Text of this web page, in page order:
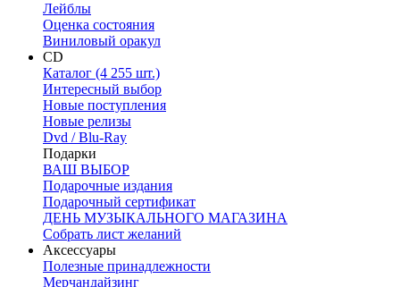
Лейблы
Оценка состояния
Виниловый оракул
CD
Каталог (4 255 шт.)
Интересный выбор
Новые поступления
Новые релизы
Dvd / Blu-Ray
Подарки
ВАШ ВЫБОР
Подарочные издания
Подарочный сертификат
ДЕНЬ МУЗЫКАЛЬНОГО МАГАЗИНА
Собрать лист желаний
Аксессуары
Полезные принадлежности
Мерчандайзинг